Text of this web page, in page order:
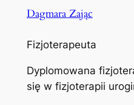
Dagmara Zając
Fizjoterapeuta
Dyplomowana
się w fizjoterapii